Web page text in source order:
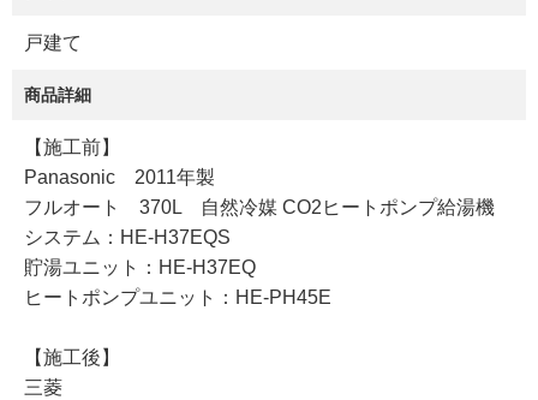
戸建て
商品詳細
【施工前】
Panasonic 2011年製
フルオート 370L 自然冷媒 CO2ヒートポンプ給湯機
システム：HE-H37EQS
貯湯ユニット：HE-H37EQ
ヒートポンプユニット：HE-PH45E
【施工後】
三菱